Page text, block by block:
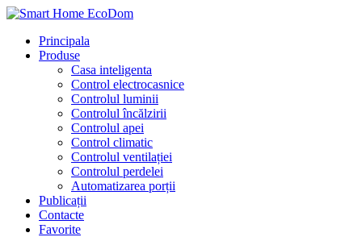
Principala
Produse
Casa inteligenta
Control electrocasnice
Controlul luminii
Controlul încălzirii
Controlul apei
Control climatic
Controlul ventilației
Сontrolul perdelei
Automatizarea porții
Publicații
Contacte
Favorite